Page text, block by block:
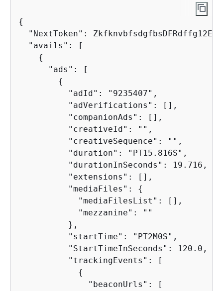
{
"NextToken":
  "avails": [
{
      "ads": [
{
          "adId": "9235407",
          "adVerifications": [],
          "companionAds": [],
          "creativeId": "",
          "creativeSequence": "",
          "duration": "PT15.816S",
          "durationInSeconds": 19.716,
          "extensions": [],
          "mediaFiles":
{
            "mediaFilesList": [],
            "mezzanine": ""
          },
          "startTime": "PT2M0S",
          "StartTimeInSeconds": 120.0,
          "trackingEvents": [
{
              "beaconUrls": [